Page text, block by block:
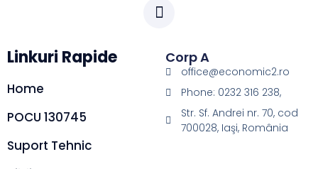
Linkuri Rapide
Home
POCU 130745
Suport Tehnic
Corp A
office@economic2.ro
Phone: 0232 316 238,
Str. Sf. Andrei nr. 70, cod
700028, Iaşi, România